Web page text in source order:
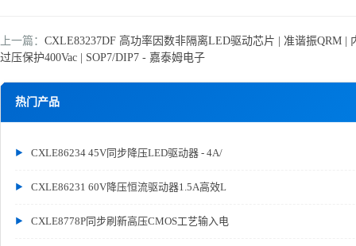
热门产品
CXLE86234 45V同步降压LED驱动器 - 4A/
CXLE86231 60V降压恒流驱动器1.5A高效L
CXLE8778P同步刷新高压CMOS工艺输入电
上一篇： CXLE83237DF 高功率因数非隔离LED驱动芯片 | 准谐振QRM |
过压保护400Vac | SOP7/DIP7 - 嘉泰姆电子